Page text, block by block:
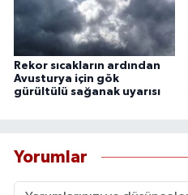
Rekor sıcakların ardından
Avusturya için gök
gürültülü sağanak uyarısı
Yorumlar